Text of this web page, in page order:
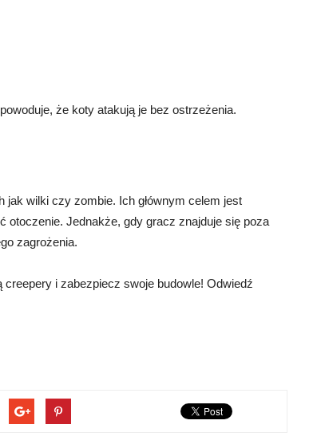
że koty atakują je bez ostrzeżenia.
wilki czy zombie. Ich głównym celem jest
Jednakże, gdy gracz znajduje się poza
zagrożenia.
creepery i zabezpiecz swoje budowle! Odwiedź